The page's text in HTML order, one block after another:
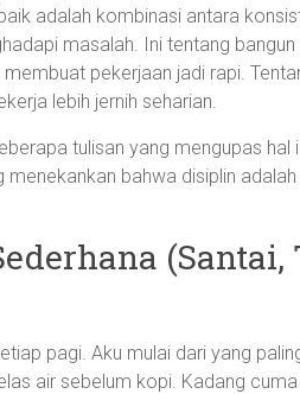
adalah kombinasi antara
masalah. Ini tentang
pekerjaan jadi rapi.
lebih jernih seharian.
tulisan yang mengupas hal
bahwa disiplin
(Santai,
pagi. Aku mulai dari yang
air sebelum kopi. Kadang